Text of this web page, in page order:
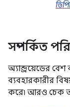
সম্পর্কিত
অ্যান্ড্রয়েডের
ব্যবহারকারীর
করে৷ আরও চেক